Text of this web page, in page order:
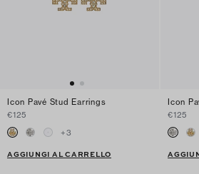
Icon Pavé Stud Earrings
€125
+3
AGGIUNGI AL CARRELLO
Icon
€125